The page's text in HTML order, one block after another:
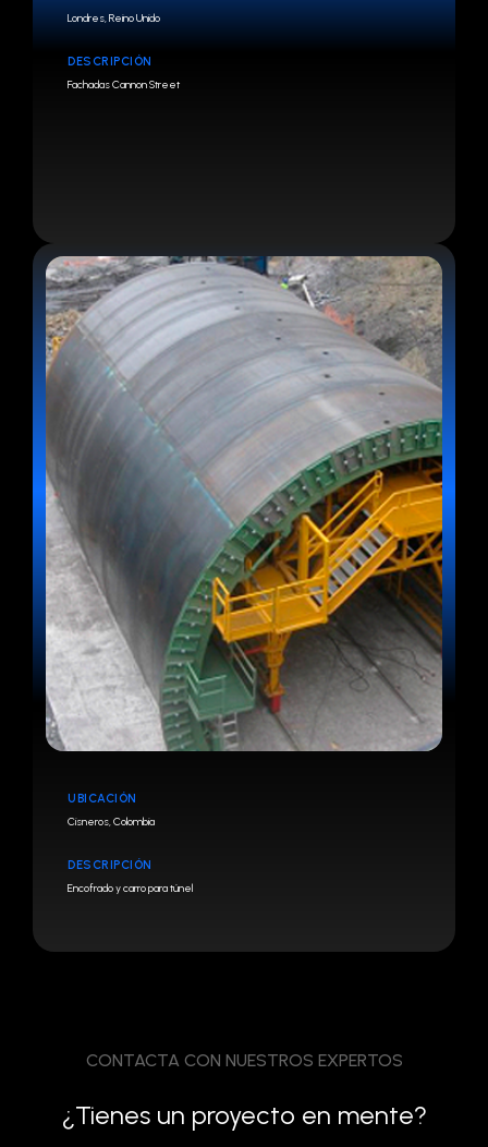
Londres, Reino Unido
DESCRIPCIÓN
Fachadas Cannon Street
UBICACIÓN
Cisneros, Colombia
DESCRIPCIÓN
Encofrado y carro para túnel
CONTACTA CON NUESTROS EXPERTOS
¿Tienes un proyecto en mente?